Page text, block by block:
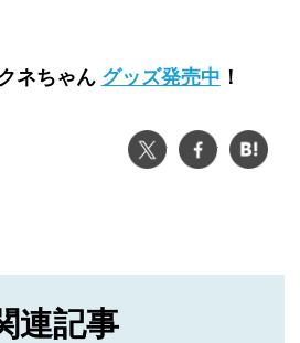
ネちゃん グッズ発売中 ！
ツイートシェア
連記事